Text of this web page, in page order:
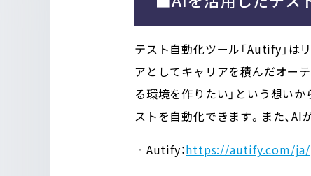
テスト自動化ツール「Autify」は
アとしてキャリアを積んだオー
る環境を作りたい」という想い
ストを自動化できます。また、
‐Autify：https://autify.com/ja/